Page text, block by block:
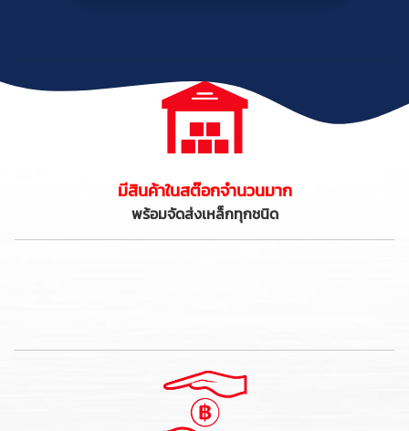
มีสินค้าในสต๊อกจำนวนมาก
พร้อมจัดส่งเหล็กทุกชนิด